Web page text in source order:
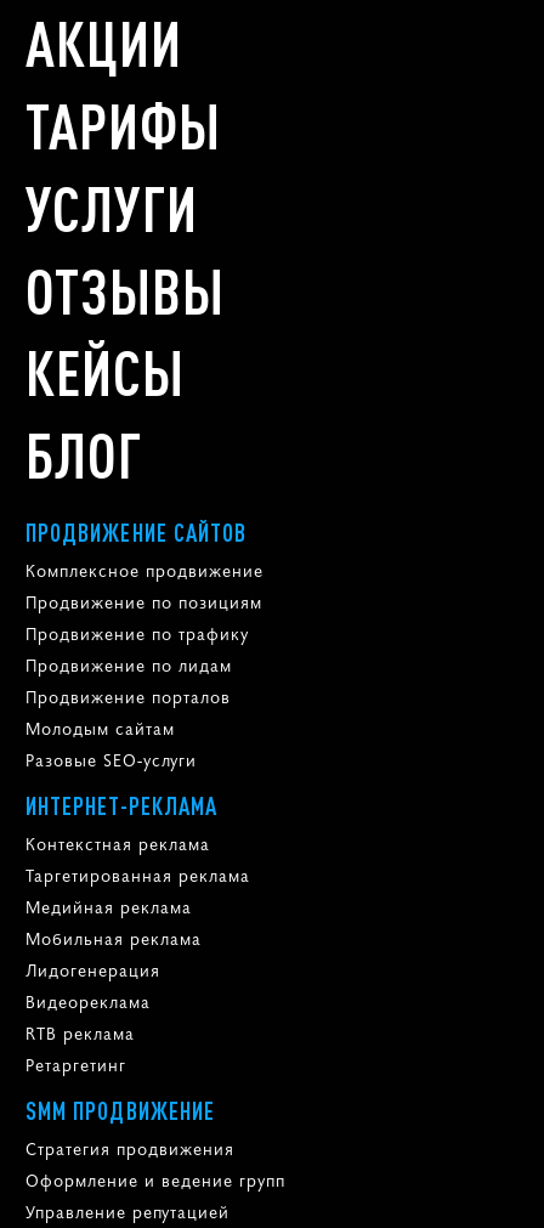
АКЦИИ
ТАРИФЫ
УСЛУГИ
ОТЗЫВЫ
КЕЙСЫ
БЛОГ
ПРОДВИЖЕНИЕ САЙТОВ
Комплексное продвижение
Продвижение по позициям
Продвижение по трафику
Продвижение по лидам
Продвижение порталов
Молодым сайтам
Разовые SEO-услуги
ИНТЕРНЕТ-РЕКЛАМА
Контекстная реклама
Таргетированная реклама
Медийная реклама
Мобильная реклама
Лидогенерация
Видеореклама
RTB реклама
Ретаргетинг
SMM ПРОДВИЖЕНИЕ
Стратегия продвижения
Оформление и ведение групп
Управление репутацией